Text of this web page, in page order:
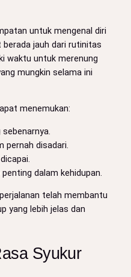
untuk mengenal diri
berada jauh dari rutinitas
waktu untuk merenung
mungkin selama ini
menemukan:
pernah disadari.
dalam kehidupan.
telah membantu
yang lebih jelas dan
Syukur